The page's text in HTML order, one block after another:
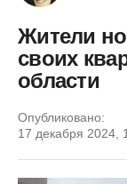
Жители
своих
области
Опубликовано:
17 декабря 2024,